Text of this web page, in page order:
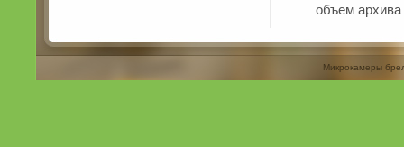
объем
Микрокамеры